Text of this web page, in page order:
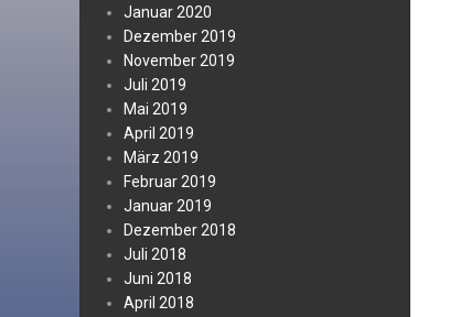
Januar 2020
Dezember 2019
November 2019
Juli 2019
Mai 2019
April 2019
März 2019
Februar 2019
Januar 2019
Dezember 2018
Juli 2018
Juni 2018
April 2018